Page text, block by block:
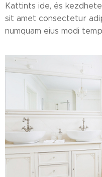
Kattints ide, és
sit amet consectetur
numquam eius modi